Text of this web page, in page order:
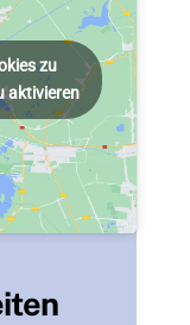
zu
aktivieren